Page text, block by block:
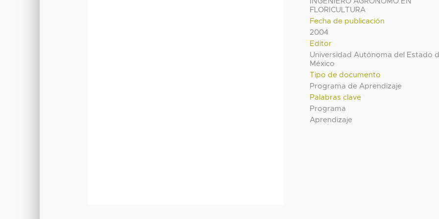
FLORICULTURA
Fecha de publicación
2004
Editor
Universidad Autónoma del Estado
México
Tipo de documento
Programa de Aprendizaje
Palabras clave
Programa
Aprendizaje